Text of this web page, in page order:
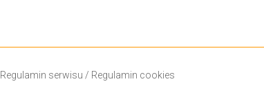
Regulamin serwisu / Regulamin cookies